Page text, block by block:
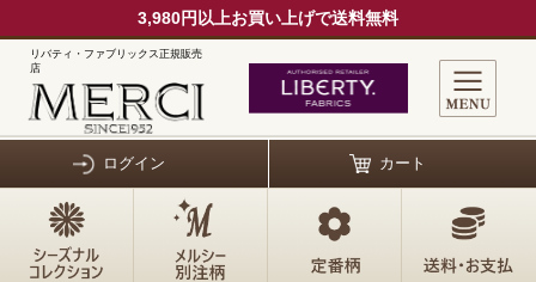
3,980円以上お買い上げで送料無料
リバティ・ファブリックス正規販売
店
ログイン カート